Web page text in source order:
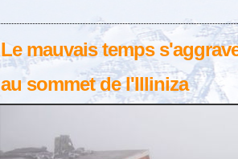
Le mauvais temps
au sommet de l'Illiniza